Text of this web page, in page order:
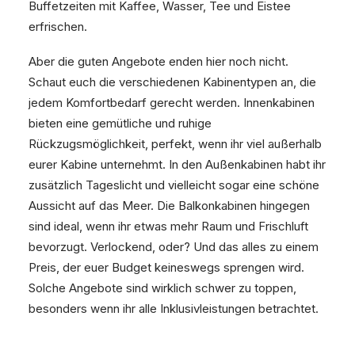
Buffetzeiten mit Kaffee, Wasser, Tee und Eistee
erfrischen.
Aber die guten Angebote enden hier noch nicht.
Schaut euch die verschiedenen Kabinentypen an, die
jedem Komfortbedarf gerecht werden. Innenkabinen
bieten eine gemütliche und ruhige
Rückzugsmöglichkeit, perfekt, wenn ihr viel außerhalb
eurer Kabine unternehmt. In den Außenkabinen habt ihr
zusätzlich Tageslicht und vielleicht sogar eine schöne
Aussicht auf das Meer. Die Balkonkabinen hingegen
sind ideal, wenn ihr etwas mehr Raum und Frischluft
bevorzugt. Verlockend, oder? Und das alles zu einem
Preis, der euer Budget keineswegs sprengen wird.
Solche Angebote sind wirklich schwer zu toppen,
besonders wenn ihr alle Inklusivleistungen betrachtet.